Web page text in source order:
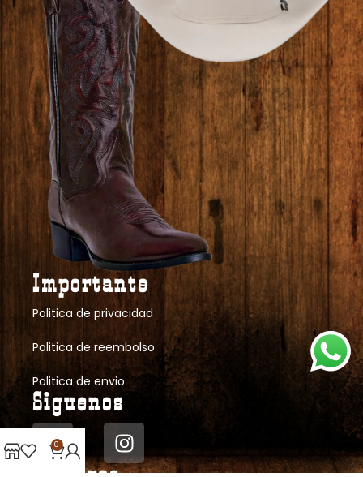
Importante
Politica de privacidad
Politica de reembolso
Politica de envio
Siguenos
0